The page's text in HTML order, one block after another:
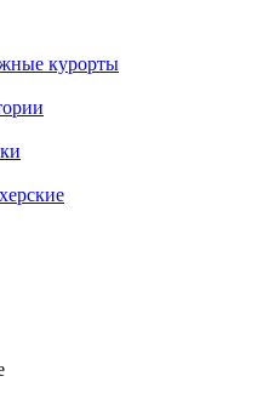
курорты